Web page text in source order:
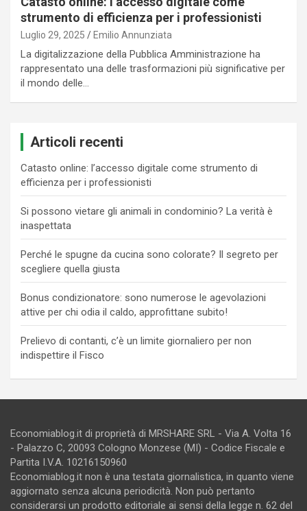
strumento di efficienza per i professionisti
Luglio 29, 2025 Emilio Annunziata
La digitalizzazione della Pubblica Amministrazione ha
rappresentato una delle trasformazioni più significative per
il mondo delle…
Articoli recenti
Catasto online: l’accesso digitale come strumento di
efficienza per i professionisti
Si possono vietare gli animali in condominio? La verità è
inaspettata
Perché le spugne da cucina sono colorate? Il segreto per
scegliere quella giusta
Bonus condizionatore: sono numerose le agevolazioni
attive per chi odia il caldo, approfittane subito!
Prelievo di contanti, c’è un limite giornaliero per non
indispettire il Fisco
Economiablog.it di proprietà di MRSHARE SRL - Via A. Volta 16
- Palazzo C, 20093 Cologno Monzese (MI) - Codice Fiscale e
Partita I.V.A. 10216150960
Economiablog.it non è una testata giornalistica, in quanto viene
aggiornato senza alcuna periodicità. Non può pertanto
considerarsi un prodotto editoriale ai sensi della legge n. 62 del